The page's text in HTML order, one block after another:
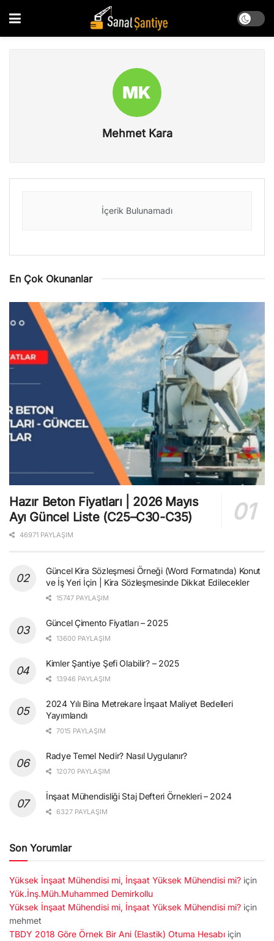
Mehmet Kara
İçerik Bulunamadı
En Çok Okunanlar
Hazır Beton Fiyatları | 2026 Mayıs
Ayı Güncel Liste (C25–C30-C35)
46971 PAYLAŞIM
Güncel Kira Sözleşmesi Örneği (Word Formatında) Konut
ve İş Yeri İçin | Kira Sözleşmesinde Dikkat Edilecekler
15747 PAYLAŞIM
Güncel Çimento Fiyatları – 2025
13600 PAYLAŞIM
Kimler Şantiye Şefi Olabilir? – 2025
13946 PAYLAŞIM
2024 Yılı Bina Metrekare İnşaat Maliyet Bedelleri
Yayımlandı
7015 PAYLAŞIM
Radye Temel Nedir? Nasıl Uygulanır?
12070 PAYLAŞIM
İnşaat Mühendisliği Staj Defteri Örnekleri – 2024
6327 PAYLAŞIM
Son Yorumlar
Yüksek İnşaat Mühendisi mi, İnşaat Yüksek Mühendisi mi? için
Yük.İnş.Müh.Muhammed Demirkollu
Yüksek İnşaat Mühendisi mi, İnşaat Yüksek Mühendisi mi? için
mehmet
TBDY 2018 Göre Örnek Bir Ani (Elastik) Otuma Hesabı için